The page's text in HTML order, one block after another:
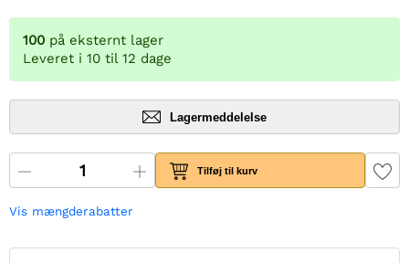
100 på eksternt lager
Leveret i 10 til 12 dage
Lagermeddelelse
Tilføj til kurv
Vis mængderabatter